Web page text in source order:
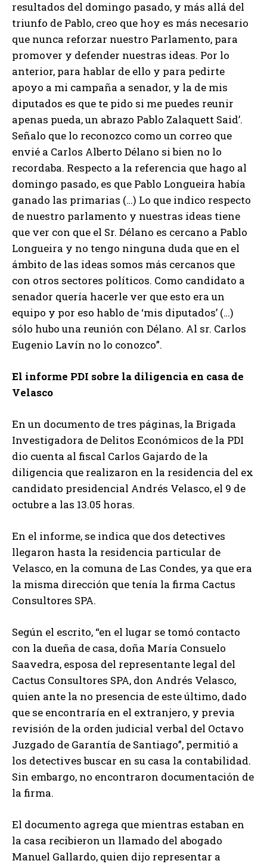
resultados del domingo pasado, y más allá del
triunfo de Pablo, creo que hoy es más necesario
que nunca reforzar nuestro Parlamento, para
promover y defender nuestras ideas. Por lo
anterior, para hablar de ello y para pedirte
apoyo a mi campaña a senador, y la de mis
diputados es que te pido si me puedes reunir
apenas pueda, un abrazo Pablo Zalaquett Said’.
Señalo que lo reconozco como un correo que
envié a Carlos Alberto Délano si bien no lo
recordaba. Respecto a la referencia que hago al
domingo pasado, es que Pablo Longueira había
ganado las primarias (…) Lo que indico respecto
de nuestro parlamento y nuestras ideas tiene
que ver con que el Sr. Délano es cercano a Pablo
Longueira y no tengo ninguna duda que en el
ámbito de las ideas somos más cercanos que
con otros sectores políticos. Como candidato a
senador quería hacerle ver que esto era un
equipo y por eso hablo de ‘mis diputados’ (…)
sólo hubo una reunión con Délano. Al sr. Carlos
Eugenio Lavín no lo conozco”.
El informe PDI sobre la diligencia en casa de
Velasco
En un documento de tres páginas, la Brigada
Investigadora de Delitos Económicos de la PDI
dio cuenta al fiscal Carlos Gajardo de la
diligencia que realizaron en la residencia del ex
candidato presidencial Andrés Velasco, el 9 de
octubre a las 13.05 horas.
En el informe, se indica que dos detectives
llegaron hasta la residencia particular de
Velasco, en la comuna de Las Condes, ya que era
la misma dirección que tenía la firma Cactus
Consultores SPA.
Según el escrito, “en el lugar se tomó contacto
con la dueña de casa, doña María Consuelo
Saavedra, esposa del representante legal del
Cactus Consultores SPA, don Andrés Velasco,
quien ante la no presencia de este último, dado
que se encontraría en el extranjero, y previa
revisión de la orden judicial verbal del Octavo
Juzgado de Garantía de Santiago”, permitió a
los detectives buscar en su casa la contabilidad.
Sin embargo, no encontraron documentación de
la firma.
El documento agrega que mientras estaban en
la casa recibieron un llamado del abogado
Manuel Gallardo, quien dijo representar a